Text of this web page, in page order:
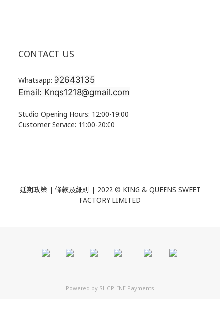
CONTACT US
Whatsapp: 92643135
Email: Knqs1218@gmail.com
Studio Opening Hours: 12:00-19:00
Customer Service: 11:00-20:00
延期政策 | 條款及細則 | 2022 © KING & QUEENS SWEET
FACTORY LIMITED
Powered by SHOPLINE Payments